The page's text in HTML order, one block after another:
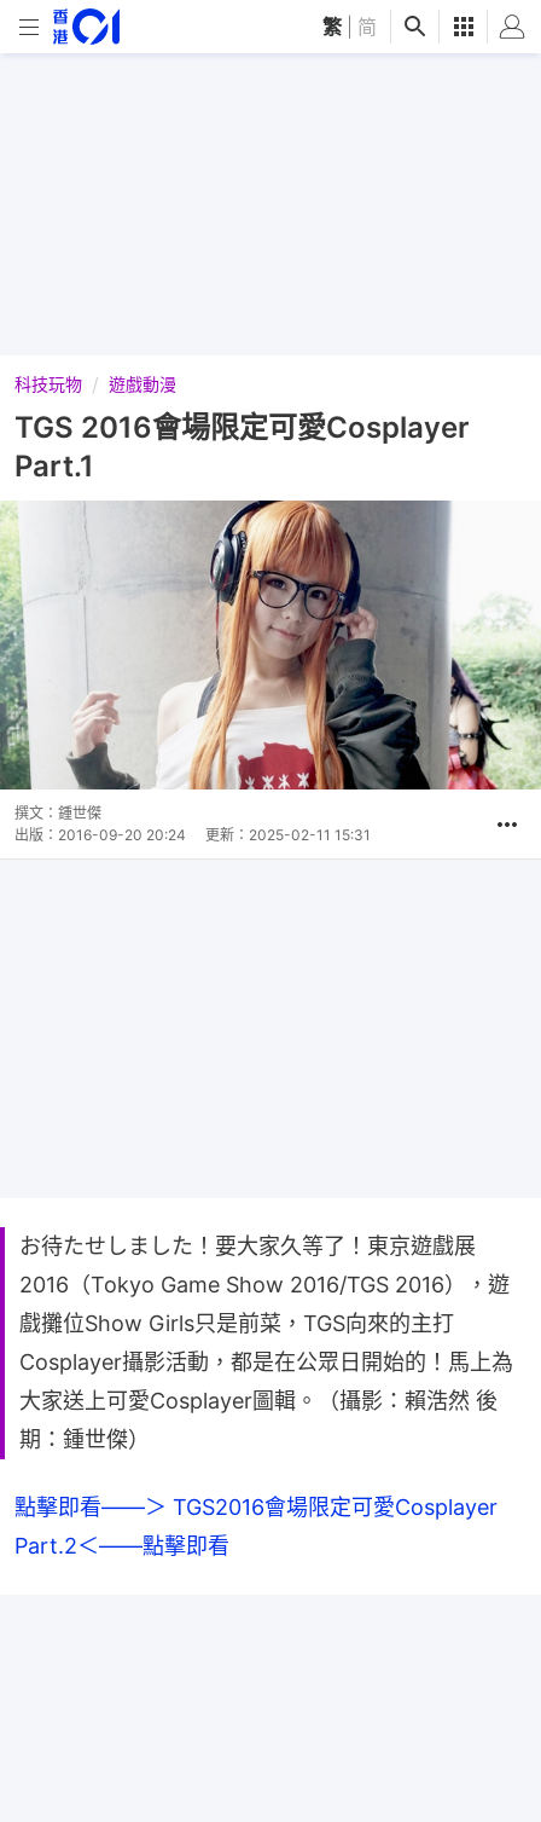
繁 简
科技玩物 遊戲動漫
TGS 2016會場限定可愛Cosplayer
Part.1
撰文： 鍾世傑
出版： 2016-09-20 20:24 更新： 2025-02-11 15:31
お待たせしました！要大家久等了！東京遊戲展
2016（Tokyo Game Show 2016/TGS 2016），遊
戲攤位Show Girls只是前菜，TGS向來的主打
Cosplayer攝影活動，都是在公眾日開始的！馬上為
大家送上可愛Cosplayer圖輯。（攝影：賴浩然 後
期：鍾世傑）
點擊即看——＞ TGS2016會場限定可愛Cosplayer
Part.2＜——點擊即看